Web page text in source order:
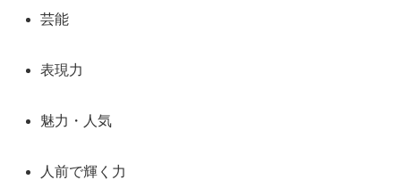
芸能
表現力
魅力・人気
人前で輝く力